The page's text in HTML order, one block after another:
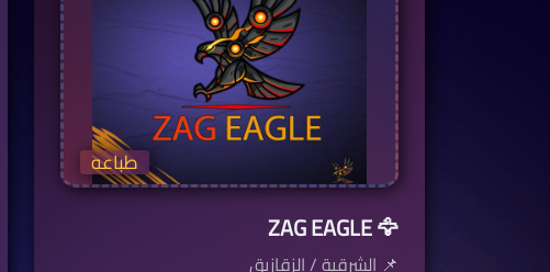
طباعه
🦅 ZAG EAGLE
📌 الشرقية / الزقازيق